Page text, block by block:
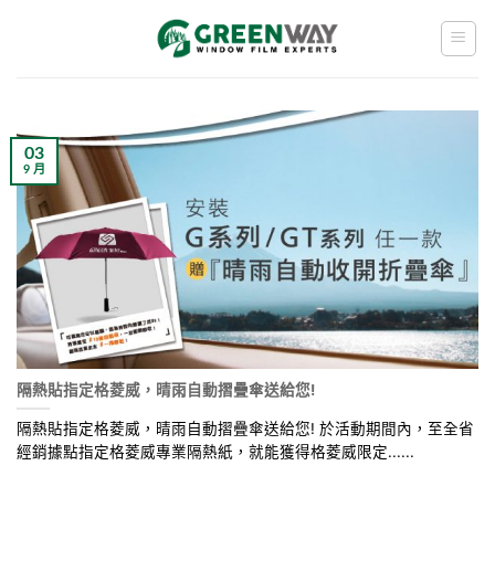
隔熱貼指定格菱威，晴雨自動摺疊傘送給您!
隔熱貼指定格菱威，晴雨自動摺疊傘送給您! 於活動期間內，至全省
經銷據點指定格菱威專業隔熱紙，就能獲得格菱威限定......
03
9 月